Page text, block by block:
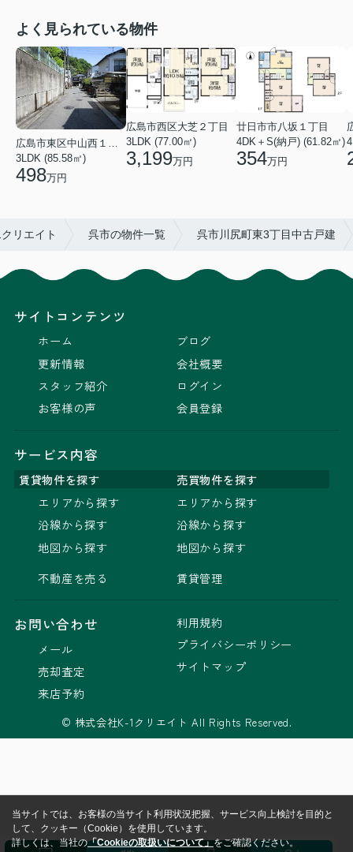
よく見られている物件
3LDK (85.58㎡)
498万円
広島市西区大芝２丁目
3LDK (77.00㎡)
3,199万円
廿日市市八坂１丁目
4DK＋S(納戸) (61.82㎡)
354万円
リエイト 呉市の物件一覧 呉市川尻町東3丁目中古戸建
サイトコンテンツ
ホーム
更新情報
スタッフ紹介
お客様の声
ブログ
会社概要
ログイン
会員登録
サービス内容
賃貸物件を探す
売買物件を探す
エリアから探す
沿線から探す
地図から探す
不動産を売る
エリアから探す
沿線から探す
地図から探す
賃貸管理
お問い合わせ
メール
売却査定
来店予約
利用規約
プライバシーポリシー
サイトマップ
© 株式会社K-1クリエイト All Rights Reserved.
当サイトでは、お客様の当サイト利用状況把握、サービス向上検討を目的と
して、クッキー（Cookie）を使用しています。
詳しくは、当社の「Cookieの取扱いについて」をご確認ください。